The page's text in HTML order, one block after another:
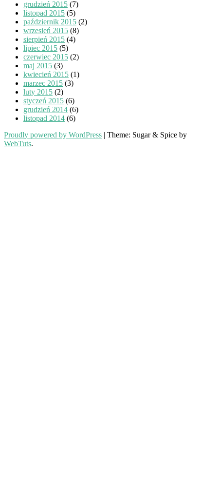
grudzień 2015 (7)
listopad 2015 (5)
październik 2015 (2)
wrzesień 2015 (8)
sierpień 2015 (4)
lipiec 2015 (5)
czerwiec 2015 (2)
maj 2015 (3)
kwiecień 2015 (1)
marzec 2015 (3)
luty 2015 (2)
styczeń 2015 (6)
grudzień 2014 (6)
listopad 2014 (6)
Proudly powered by WordPress | Theme: Sugar & Spice by
WebTuts.